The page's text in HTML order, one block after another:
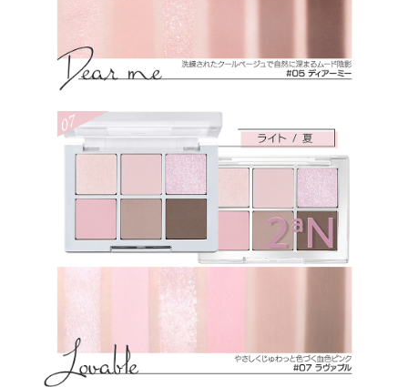
ドロキシステアリン酸／ステアリン酸／ロジン酸）ジペンタエリスリ
チル、プロパンジオール、合成ワックス、マルトデキストリン、トコ
フェロール、タルク、トリ（カプリル酸／カプリン酸）グリセリル、
シリカ、窒化ホウ素、ステアリン酸ジメチコノール、ステアリン酸Ｍ
ｇ、ヒドロキシプロピルビスパルミタミドＭＥＡ、水酸化Ａｌ、トリ
（Ｃａ／Ａｌ）、水添レシチン、カオリン、ステアロイルオキシステ
アリン酸オクチルドデシル、フェニルトリメチコン、マカデミア種子
油、サラソウジュ種子脂、メチコン、オクテニルコハク酸デンプンＡ
ｌ、リンゴ酸ジイソステアリル、オクチルドデカノール、ラウロイル
リシン、 酸化チタン、酸化スズ、酸化鉄、カルミン、黄４、赤２２
６、マンガンバイオレット、グンジョウ
★12：ジメチコンマイカ、合成フルオロフロゴパイト、酸化チタン、
メタクリル酸メチルクロスポリマー、ホウケイ酸（Ｃａ／チタン）、
ジエチルヘキサン酸ネオペンチルグリコール、ラウリン酸ヘキシル、
（ジメチコン／ビニルジメチコン）クロスポリマー、ナイロン－１
２、（セバシン酸／イソパルミチン酸）ジグリセリル、セスキイソス
テアリン酸ソルビタン、ミリスチン酸Ｍｇ、メチルプロパンジオー
ル、ヘキサ（ヒドロキシステアリン酸／ステアリン酸／ロジン酸）ジ
ペンタエリスリチル、プロパンジオール、合成ワックス、ラウロイ
ルリシン、マルトデキストリン、トコフェロール、酸化スズ、酸化
鉄、カルミン、シリカ、ステアロイルオキシステアリン酸オクチルド
デシル、フェニルトリメチコン、ジメチコン、マカデミア種子油、オ